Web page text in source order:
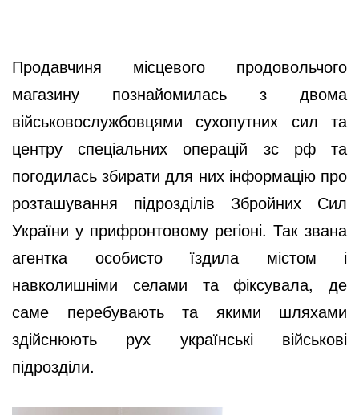
Продавчиня місцевого продовольчого
магазину познайомилась з двома
військовослужбовцями сухопутних сил та
центру спеціальних операцій зс рф та
погодилась збирати для них інформацію про
розташування підрозділів Збройних Сил
України у прифронтовому регіоні. Так звана
агентка особисто їздила містом і
навколишніми селами та фіксувала, де
саме перебувають та якими шляхами
здійснюють рух українські військові
підрозділи.